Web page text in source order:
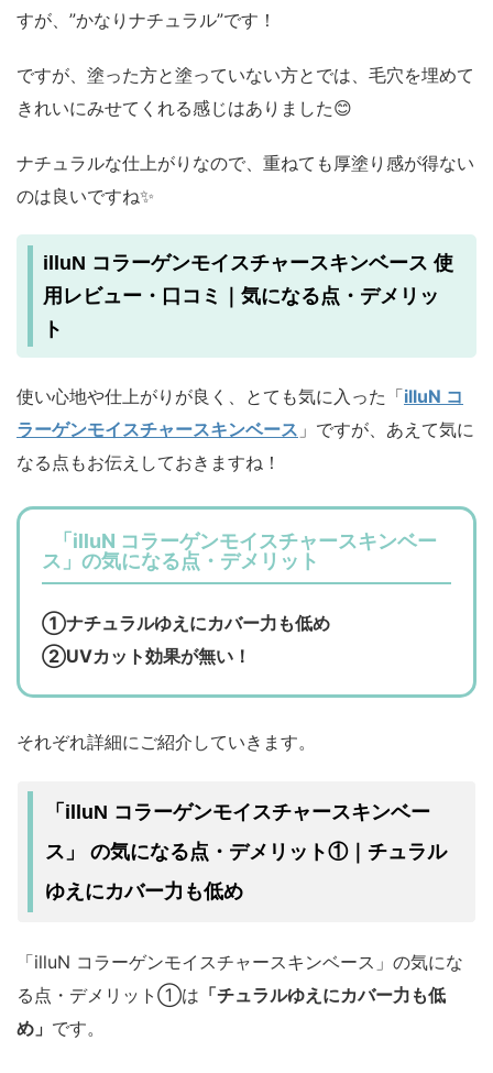
すが、”かなりナチュラル”です！
ですが、塗った方と塗っていない方とでは、毛穴を埋めて
きれいにみせてくれる感じはありました😊
ナチュラルな仕上がりなので、重ねても厚塗り感が得ない
のは良いですね✨
illuN コラーゲンモイスチャースキンベース 使
用レビュー・口コミ｜気になる点・デメリッ
ト
使い心地や仕上がりが良く、とても気に入った「illuN コ
ラーゲンモイスチャースキンベース 」ですが、あえて気に
なる点もお伝えしておきますね！
「illuN コラーゲンモイスチャースキンベー
ス」の気になる点・デメリット
①ナチュラルゆえにカバー力も低め
②UVカット効果が無い！
それぞれ詳細にご紹介していきます。
「illuN コラーゲンモイスチャースキンベー
ス」 の気になる点・デメリット①｜ チュラル
ゆえにカバー力も低め
「illuN コラーゲンモイスチャースキンベース」の気にな
る点・デメリット①は 「チュラルゆえにカバー力も低
め」 です。